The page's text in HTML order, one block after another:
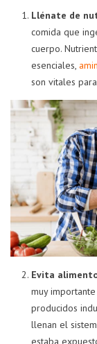
Llénate de
comida que
cuerpo.
esenciales,
son vitales
Evita
muy
producidos
llenan el
estaba